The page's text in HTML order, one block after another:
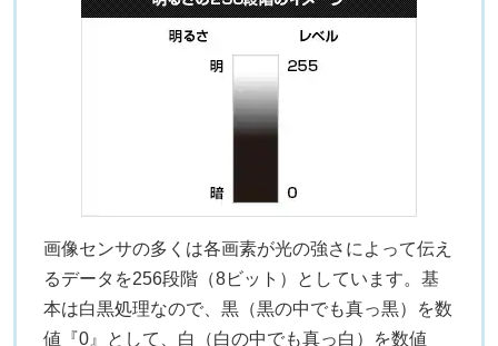
画像センサの多くは各画素が光の強さによって伝え
るデータを256段階（8ビット）としています。基
本は白黒処理なので、黒（黒の中でも真っ黒）を数
値『0』として、白（白の中でも真っ白）を数値